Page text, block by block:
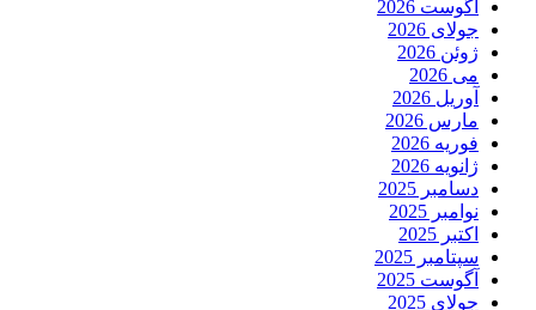
آگوست 2026
جولای 2026
ژوئن 2026
می 2026
آوریل 2026
مارس 2026
فوریه 2026
ژانویه 2026
دسامبر 2025
نوامبر 2025
اکتبر 2025
سپتامبر 2025
آگوست 2025
جولای 2025